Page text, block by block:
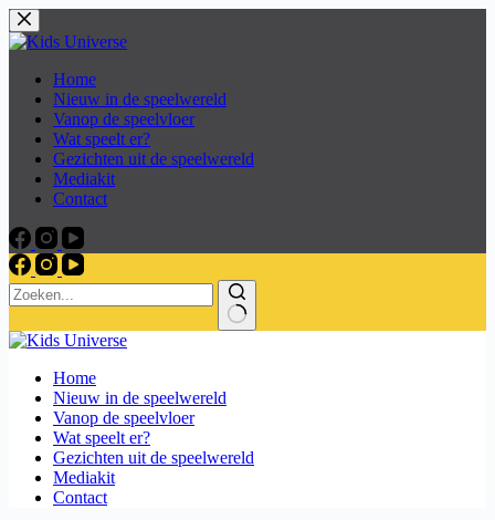
Skip
to
Home
Nieuw in de speelwereld
Vanop de speelvloer
Wat speelt er?
Gezichten uit de speelwereld
Mediakit
Contact
Home
Nieuw in de speelwereld
Vanop de speelvloer
Wat speelt er?
Gezichten uit de speelwereld
Mediakit
Contact